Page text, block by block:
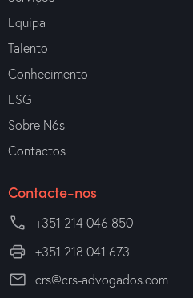
Equipa
Talento
Conhecimento
ESG
Sobre Nós
Contactos
Contacte-nos
+351 214 046 850
+351 218 041 673
crs@crs-advogados.com